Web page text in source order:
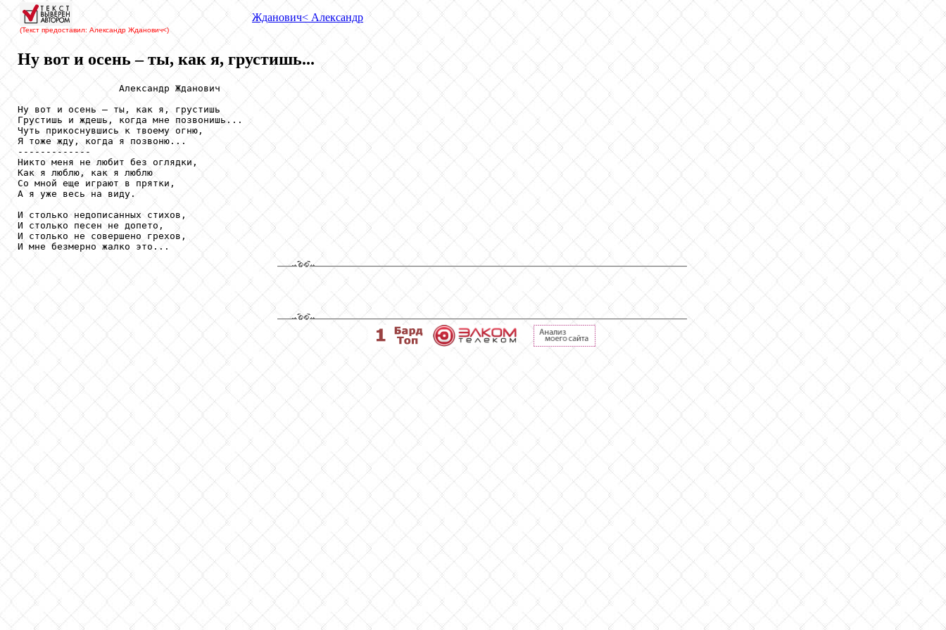
(Текст предоставил: Александр Жданович<)
Жданович< Александр
Ну вот и осень – ты, как я, грустишь...
                  Александр Жданович
Ну вот и осень – ты, как я, грустишь
Грустишь и ждешь, когда мне позвонишь...
Чуть прикоснувшись к твоему огню,
Я тоже жду, когда я позвоню...
-------------
Никто меня не любит без оглядки,
Как я люблю, как я люблю
Со мной еще играют в прятки,
А я уже весь на виду.
И столько недописанных стихов,
И столько песен не допето,
И столько не совершено грехов,